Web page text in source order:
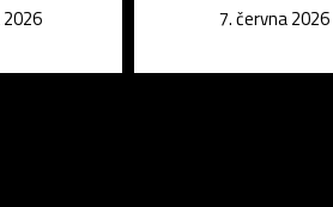
2026 7. června 2026